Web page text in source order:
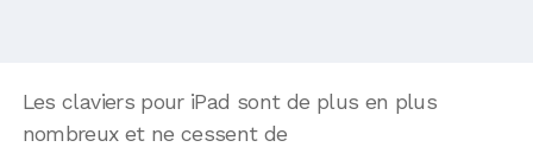
Les claviers pour iPad sont de plus en plus
nombreux et ne cessent de